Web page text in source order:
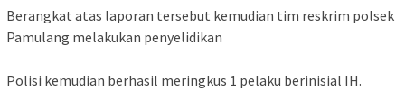
Berangkat atas laporan tersebut kemudian tim reskrim polsek
Pamulang melakukan penyelidikan
Polisi kemudian berhasil meringkus 1 pelaku berinisial IH.